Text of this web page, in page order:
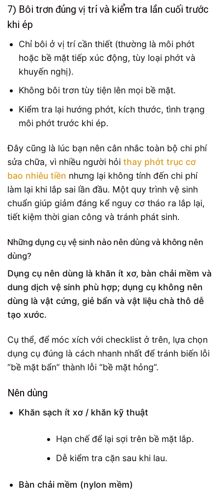
7) Bôi trơn đúng vị trí và kiểm tra lần cuối trước
khi ép
Chỉ bôi ở vị trí cần thiết (thường là môi phớt
hoặc bề mặt tiếp xúc động, tùy loại phớt và
khuyến nghị).
Không bôi trơn tùy tiện lên mọi bề mặt.
Kiểm tra lại hướng phớt, kích thước, tình trạng
môi phớt trước khi ép.
Đây cũng là lúc bạn nên cân nhắc toàn bộ chi phí
sửa chữa, vì nhiều người hỏi thay phớt trục cơ
bao nhiêu tiền nhưng lại không tính đến chi phí
làm lại khi lắp sai lần đầu. Một quy trình vệ sinh
chuẩn giúp giảm đáng kể nguy cơ tháo ra lắp lại,
tiết kiệm thời gian công và tránh phát sinh.
Những dụng cụ vệ sinh nào nên dùng và không nên
dùng?
Dụng cụ nên dùng là khăn ít xơ, bàn chải mềm và
dung dịch vệ sinh phù hợp; dụng cụ không nên
dùng là vật cứng, giẻ bẩn và vật liệu chà thô dễ
tạo xước.
Cụ thể, để móc xích với checklist ở trên, lựa chọn
dụng cụ đúng là cách nhanh nhất để tránh biến lỗi
“bề mặt bẩn” thành lỗi “bề mặt hỏng”.
Nên dùng
Khăn sạch ít xơ / khăn kỹ thuật
Hạn chế để lại sợi trên bề mặt lắp.
Dễ kiểm tra cặn sau khi lau.
Bàn chải mềm (nylon mềm)